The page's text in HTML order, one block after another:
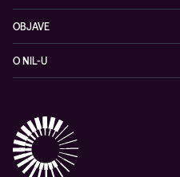
Omrežje
Hibridni oblak
Izobraževanje
Upravljane IT storitve in podpora
Opazljivost
OBJAVE
Blogi
Videi
Vodiči
O NIL-U
Partnerji
Nagrade & priznanja industrije